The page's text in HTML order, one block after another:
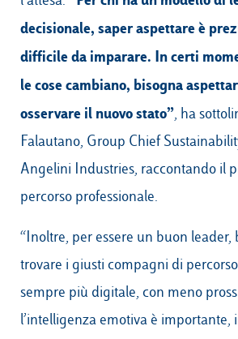
decisionale, saper aspettare è
difficile da imparare. In certi
le cose cambiano, bisogna
osservare il nuovo stato”, ha
Falautano, Group Chief
Angelini Industries, raccontando il
percorso professionale.
“Inoltre, per essere un buon leader,
trovare i giusti compagni di
sempre più digitale, con meno
l’intelligenza emotiva è importante,